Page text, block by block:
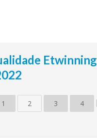
Etwinning
1 2 3 4